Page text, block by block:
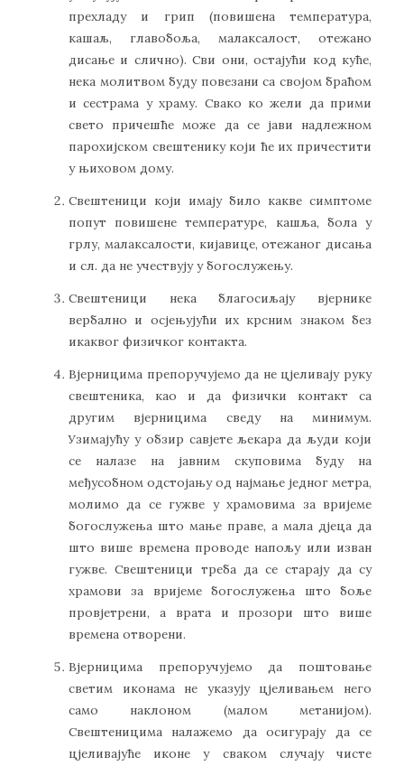
прехладу и грип (повишена температура,
кашаљ, главобоља, малаксалост, отежано
дисање и слично). Сви они, остајући код куће,
нека молитвом буду повезани са својом браћом
и сестрама у храму. Свако ко жели да прими
свето причешће може да се јави надлежном
парохијском свештенику који ће их причестити
у њиховом дому.
Свештеници који имају било какве симптоме
попут повишене температуре, кашља, бола у
грлу, малаксалости, кијавице, отежаног дисања
и сл. да не учествују у богослужењу.
Свештеници нека благосиљају вјернике
вербално и осјењујући их крсним знаком без
икаквог физичког контакта.
Вјерницима препоручујемо да не цјеливају руку
свештеника, као и да физички контакт са
другим вјерницима сведу на минимум.
Узимајућу у обзир савјете љекара да људи који
се налазе на јавним скуповима буду на
међусобном одстојању од најмање једног метра,
молимо да се гужве у храмовима за вријеме
богослужења што мање праве, а мала дјеца да
што више времена проводе напољу или изван
гужве. Свештеници треба да се старају да су
храмови за вријеме богослужења што боље
провјетрени, а врата и прозори што више
времена отворени.
Вјерницима препоручујемо да поштовање
светим иконама не указују цјеливањем него
само наклоном (малом метанијом).
Свештеницима налажемо да осигурају да се
цјеливајуће иконе у сваком случају чисте